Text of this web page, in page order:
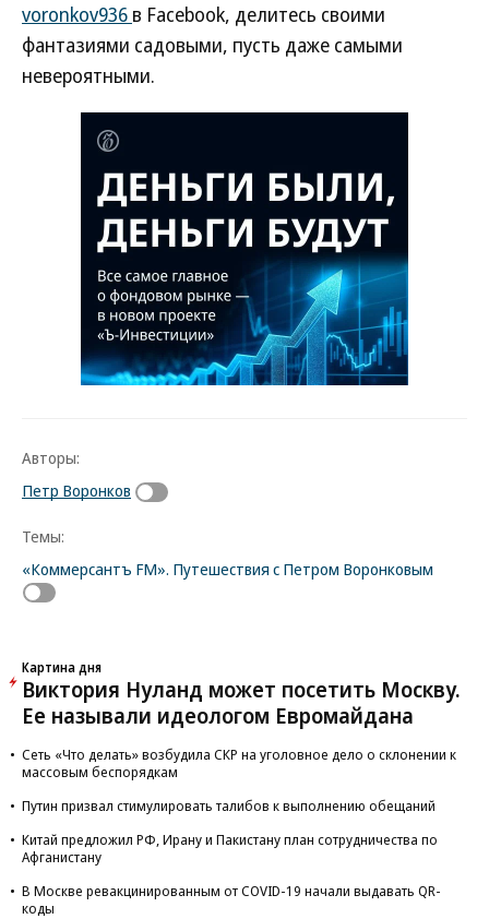
voronkov936 в Facebook, делитесь своими
фантазиями садовыми, пусть даже самыми
невероятными.
Авторы:
Петр Воронков
Темы:
«Коммерсантъ FM». Путешествия с Петром Воронковым
Картина дня
Виктория Нуланд может посетить Москву.
Ее называли идеологом Евромайдана
Сеть «Что делать» возбудила СКР на уголовное дело о склонении к
массовым беспорядкам
Путин призвал стимулировать талибов к выполнению обещаний
Китай предложил РФ, Ирану и Пакистану план сотрудничества по
Афганистану
В Москве ревакцинированным от COVID-19 начали выдавать QR-
коды